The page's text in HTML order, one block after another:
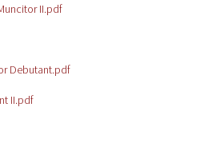
II.pdf
Debutant.pdf
II.pdf